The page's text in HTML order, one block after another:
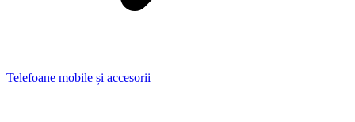
Telefoane mobile și accesorii